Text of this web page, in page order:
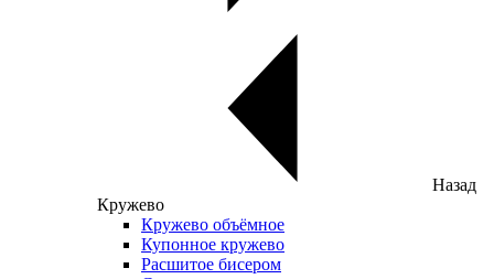
Назад
Кружево
Кружево объёмное
Купонное кружево
Расшитое бисером